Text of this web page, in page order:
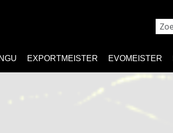
EXPORTMEISTER EVOMEISTER